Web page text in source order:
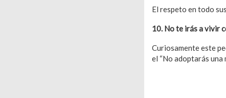
El respeto en todo
10. No te irás a vivir
Curiosamente este
el “No adoptarás una